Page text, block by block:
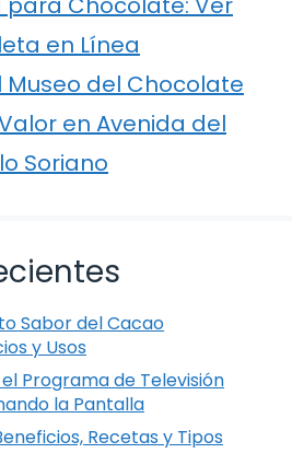
en Línea
Museo del Chocolate
en Avenida del
Soriano
Sabor del Cacao
y Usos
Programa de Televisión
la Pantalla
Recetas y Tipos